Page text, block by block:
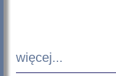
więcej...